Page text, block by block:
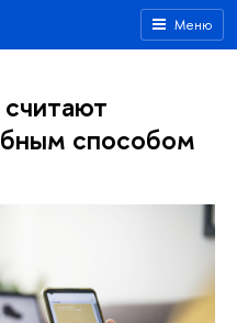
Меню
способом